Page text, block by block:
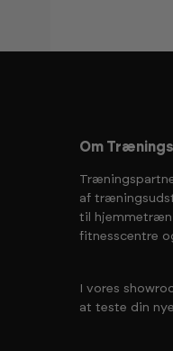
Om
af
til
fitnesscentre
I vores
at teste din